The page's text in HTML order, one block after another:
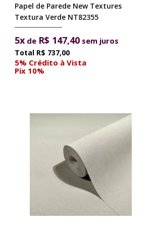
Papel de Parede New Textures
Textura Verde NT82355
5xde R$ 147,40sem juros
R$ 737,00
5% Crédito à Vista
Pix 10%